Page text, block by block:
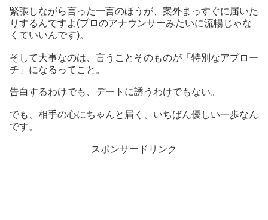
緊張しながら言った一言のほうが、案外まっすぐに届いた
りするんですよ(プロのアナウンサーみたいに流暢じゃな
くていいんです)。
そして大事なのは、言うことそのものが「特別なアプロー
チ」になるってこと。
告白するわけでも、デートに誘うわけでもない。
でも、相手の心にちゃんと届く、いちばん優しい一歩なん
です。
スポンサードリンク